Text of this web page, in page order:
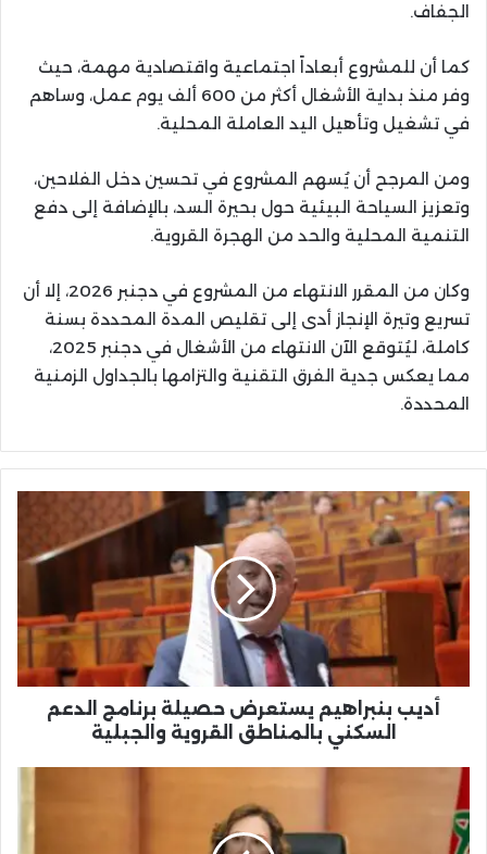
الجفاف.
كما أن للمشروع أبعاداً اجتماعية واقتصادية مهمة، حيث
وفر منذ بداية الأشغال أكثر من 600 ألف يوم عمل، وساهم
في تشغيل وتأهيل اليد العاملة المحلية.
ومن المرجح أن يُسهم المشروع في تحسين دخل الفلاحين،
وتعزيز السياحة البيئية حول بحيرة السد، بالإضافة إلى دفع
التنمية المحلية والحد من الهجرة القروية.
وكان من المقرر الانتهاء من المشروع في دجنبر 2026، إلا أن
تسريع وتيرة الإنجاز أدى إلى تقليص المدة المحددة بسنة
كاملة، ليُتوقع الآن الانتهاء من الأشغال في دجنبر 2025،
مما يعكس جدية الفرق التقنية والتزامها بالجداول الزمنية
المحددة.
أديب
بنبراهيم
يستعرض
حصيلة
برنامج
الدعم
السكني
بالمناطق
القروية
والجبليةأديب بنبراهيم يستعرض حصيلة برنامج الدعم
السكني بالمناطق القروية والجبلية
وزيرة
السياحة
تعلن
عن